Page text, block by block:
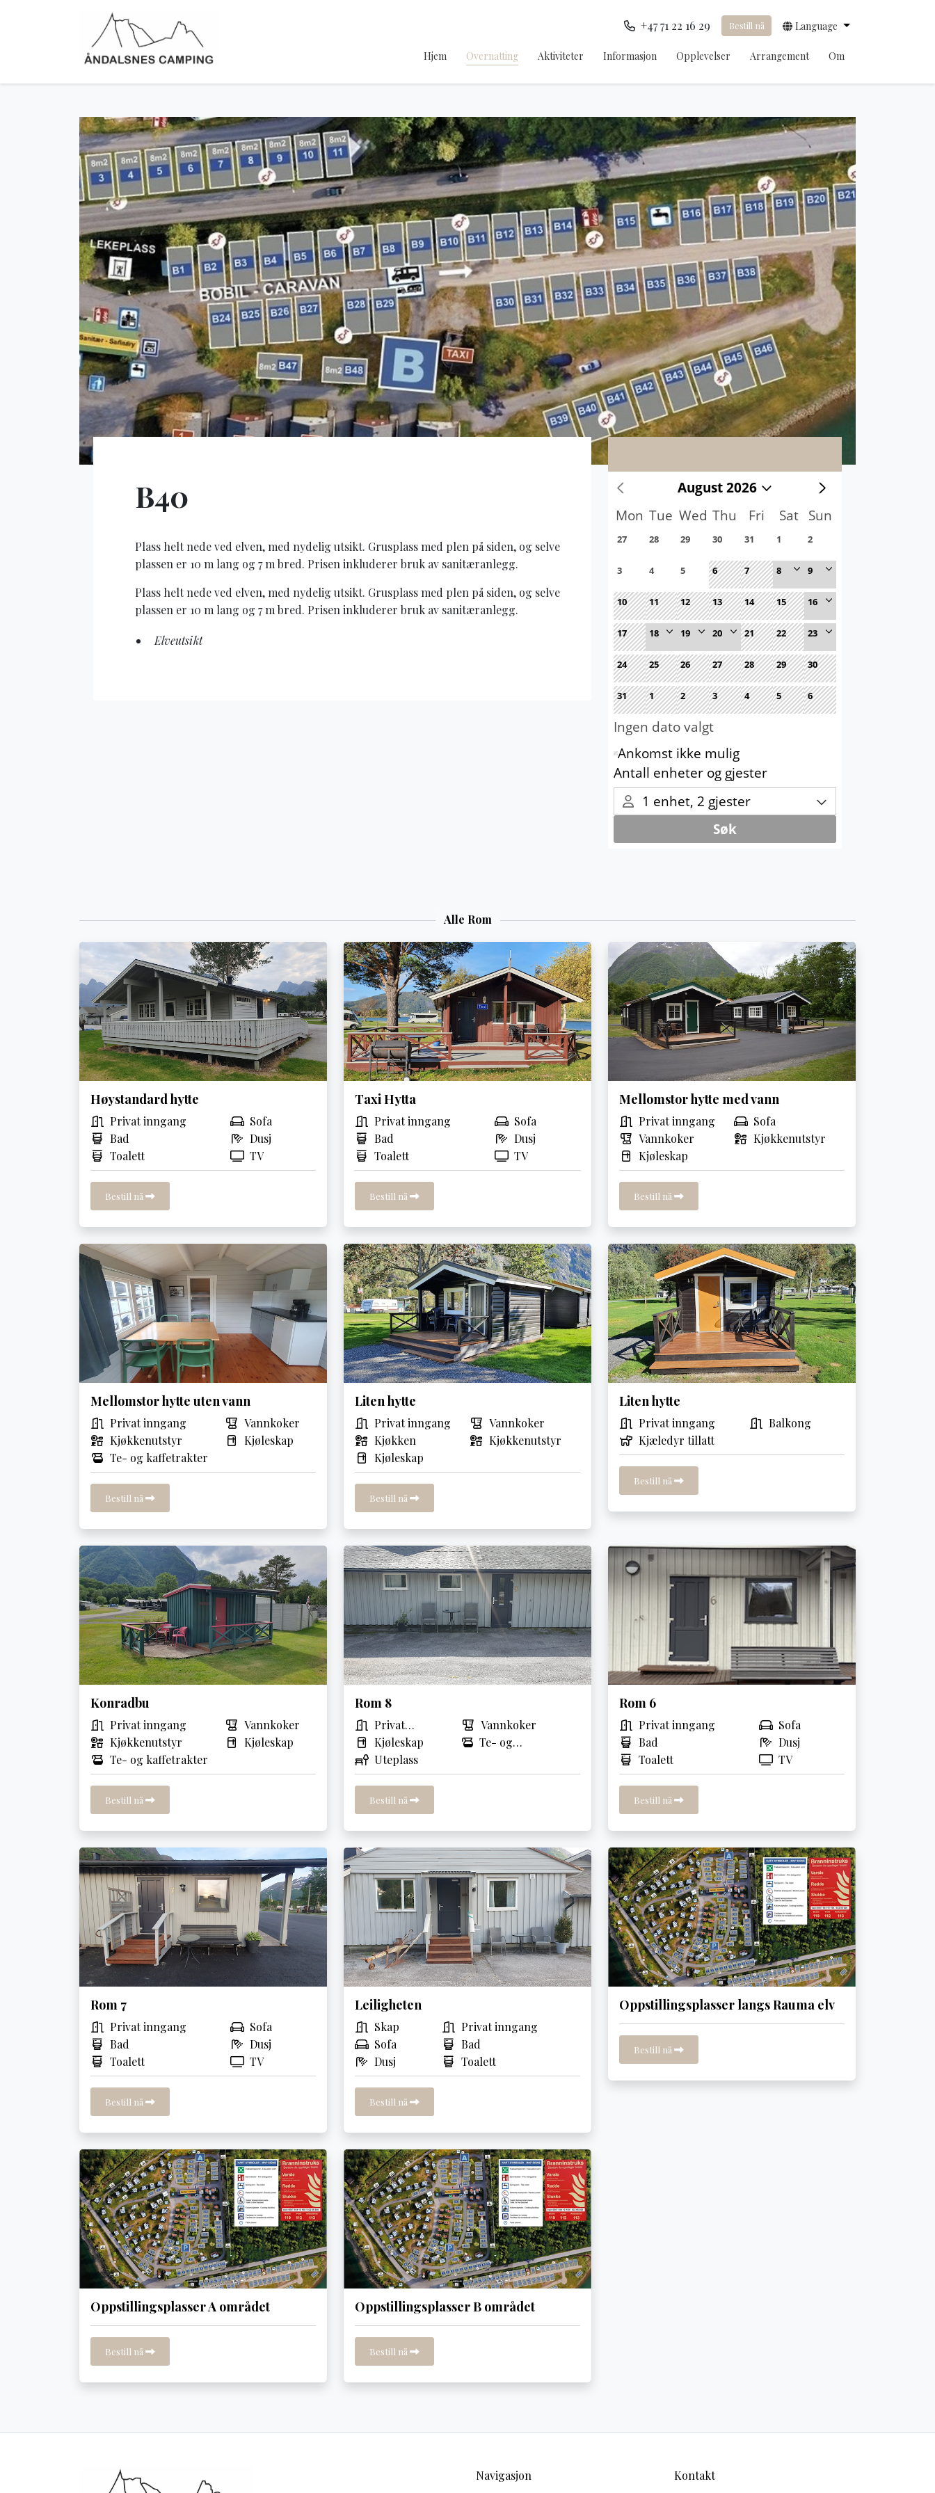
+47 71 22 16 29 Bestill nå Language
Hjem Overnatting Aktiviteter Informasjon Opplevelser Arrangement Om
B40
Plass helt nede ved elven, med nydelig utsikt. Grusplass med plen på siden, og selve
plassen er 10 m lang og 7 m bred. Prisen inkluderer bruk av sanitæranlegg.
Plass helt nede ved elven, med nydelig utsikt. Grusplass med plen på siden, og selve
plassen er 10 m lang og 7 m bred. Prisen inkluderer bruk av sanitæranlegg.
Elveutsikt
Alle Rom
Høystandard hytte
Privat inngang
Sofa
Bad
Dusj
Toalett
TV
Bestill nå
Taxi Hytta
Privat inngang
Sofa
Bad
Dusj
Toalett
TV
Bestill nå
Mellomstor hytte med vann
Privat inngang
Sofa
Vannkoker
Kjøkkenutstyr
Kjøleskap
Bestill nå
Mellomstor hytte uten vann
Privat inngang
Vannkoker
Kjøkkenutstyr
Kjøleskap
Te- og kaffetrakter
Bestill nå
Liten hytte
Privat inngang
Vannkoker
Kjøkken
Kjøkkenutstyr
Kjøleskap
Bestill nå
Liten hytte
Privat inngang
Balkong
Kjæledyr tillatt
Bestill nå
Konradbu
Privat inngang
Vannkoker
Kjøkkenutstyr
Kjøleskap
Te- og kaffetrakter
Bestill nå
Rom 8
Privat
inngang
Vannkoker
Kjøleskap
Te- og
Uteplass
Bestill nå
Rom 6
Privat inngang
Sofa
Bad
Dusj
Toalett
TV
Bestill nå
Rom 7
Privat inngang
Sofa
Bad
Dusj
Toalett
TV
Bestill nå
Leiligheten
Skap
Privat inngang
Sofa
Bad
Dusj
Toalett
Bestill nå
Oppstillingsplasser langs Rauma elv
Bestill nå
Oppstillingsplasser A området
Bestill nå
Oppstillingsplasser B området
Bestill nå
Navigasjon
Kontakt